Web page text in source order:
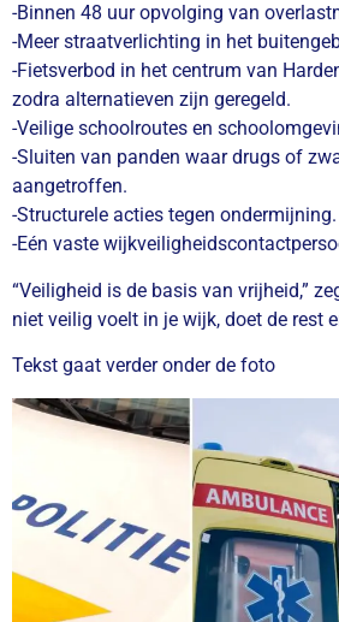
-Binnen 48 uur opvolging van
-Meer straatverlichting in het
-Fietsverbod in het centrum van
zodra alternatieven zijn geregeld.
-Veilige schoolroutes en
-Sluiten van panden waar drugs of
aangetroffen.
-Structurele acties tegen ondermijning.
-Eén vaste
“Veiligheid is de basis van vrijheid,”
niet veilig voelt in je wijk, doet de rest
Tekst gaat verder onder de foto